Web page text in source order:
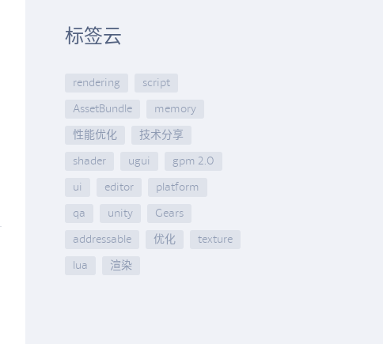
标签云
rendering
script
AssetBundle
memory
性能优化
技术分享
shader
ugui
gpm 2.0
ui
editor
platform
qa
unity
Gears
addressable
优化
texture
lua
渲染